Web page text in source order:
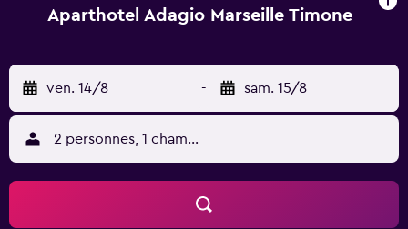
possède des appartements modernes et contemporains
aménagés pour les familles. Le Hipark Design Suites
Marseille constitue un pied-à-terre pratique pour visiter
Vieux-Port de Marseille et le Stade Vélodrome ainsi que
tout ce que la région renferme. L'Université d'Aix-
Marseille, le Musée de la Faïence et le Parc national des
Calanques sont facilement accessibles en voiture depuis
Aparthotel Adagio Marseille Timone
ven. 14/8 - sam. 15/8
2 personnes, 1 chambre